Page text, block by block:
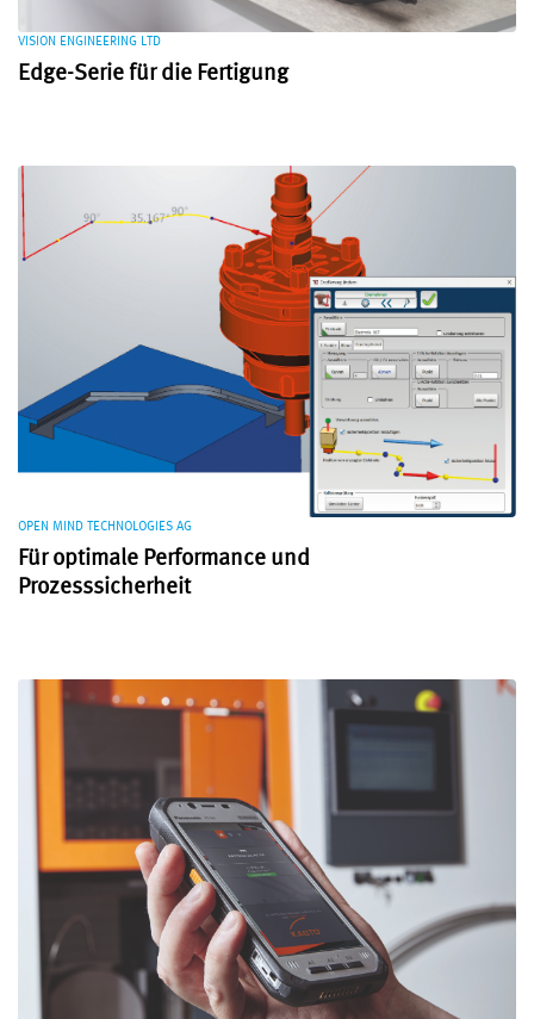
VISION ENGINEERING LTD
Edge-Serie für die Fertigung
OPEN MIND TECHNOLOGIES AG
Für optimale Performance und
Prozesssicherheit